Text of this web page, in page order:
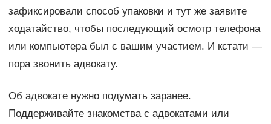
зафиксировали способ упаковки и тут же заявите
ходатайство, чтобы последующий осмотр телефона
или компьютера был с вашим участием. И кстати —
пора звонить адвокату.
Об адвокате нужно подумать заранее.
Поддерживайте знакомства с адвокатами или